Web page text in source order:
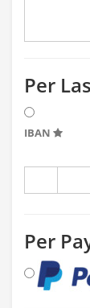
Per
IBAN
Per